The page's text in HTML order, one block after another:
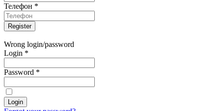
Телефон *
Wrong login/password
Login *
Password *